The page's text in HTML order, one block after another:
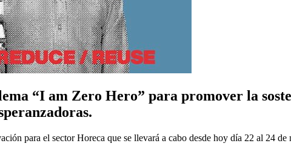
“I am Zero Hero” para promover la
para el sector Horeca que se llevará a cabo desde hoy día 22 al 24 de